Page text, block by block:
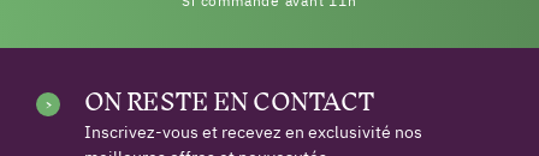
ON RESTE EN CONTACT
Inscrivez-vous et recevez en exclusivité nos